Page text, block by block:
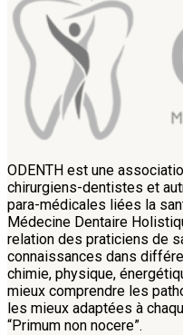
ODENTH est une
chirurgiens-dentistes et
para-médicales liées la
Médecine Dentaire
relation des praticiens de
connaissances dans
chimie, physique,
mieux comprendre les
les mieux adaptées à
“Primum non nocere”.